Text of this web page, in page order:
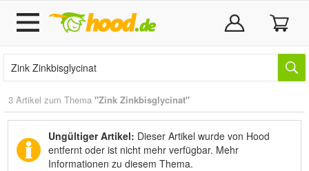
3 Artikel zum Thema "Zink Zinkbisglycinat"
Ungültiger Artikel: Dieser Artikel wurde von Hood
entfernt oder ist nicht mehr verfügbar. Mehr
Informationen zu diesem Thema.